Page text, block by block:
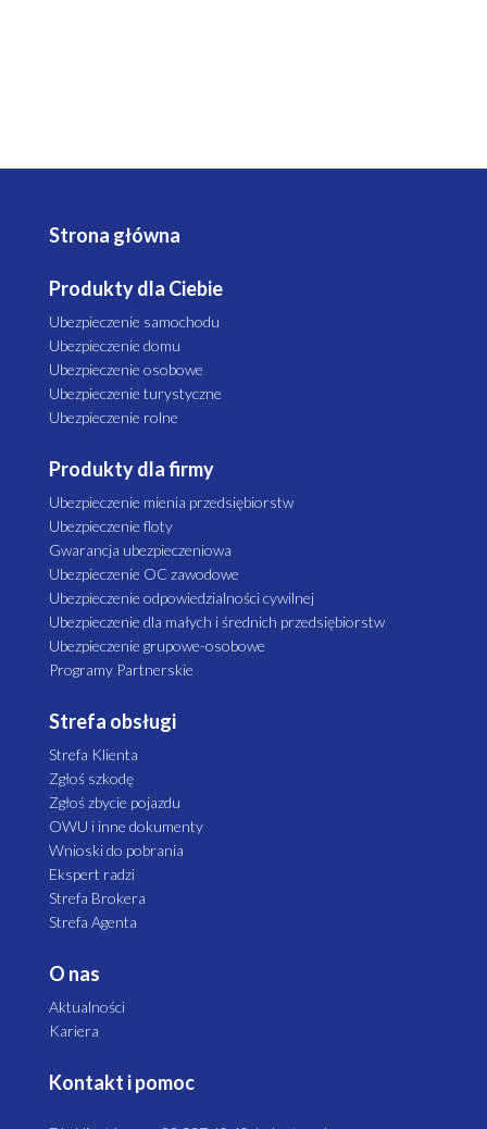
Strona główna
Produkty dla Ciebie
Ubezpieczenie samochodu
Ubezpieczenie domu
Ubezpieczenie osobowe
Ubezpieczenie turystyczne
Ubezpieczenie rolne
Produkty dla firmy
Ubezpieczenie mienia przedsiębiorstw
Ubezpieczenie floty
Gwarancja ubezpieczeniowa
Ubezpieczenie OC zawodowe
Ubezpieczenie odpowiedzialności cywilnej
Ubezpieczenie dla małych i średnich przedsiębiorstw
Ubezpieczenie grupowe-osobowe
Programy Partnerskie
Strefa obsługi
Strefa Klienta
Zgłoś szkodę
Zgłoś zbycie pojazdu
OWU i inne dokumenty
Wnioski do pobrania
Ekspert radzi
Strefa Brokera
Strefa Agenta
O nas
Aktualności
Kariera
Kontakt i pomoc